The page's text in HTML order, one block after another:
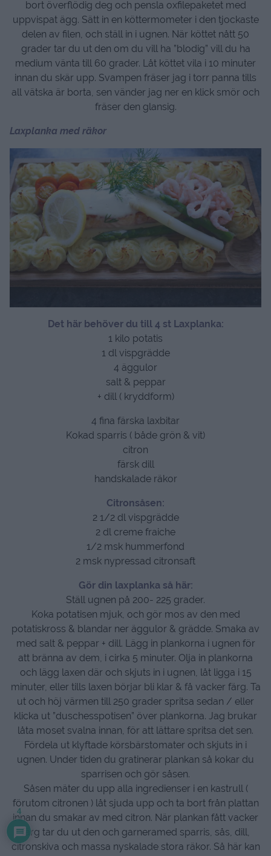
bort överflödig deg och pensla oxfilepaketet med
uppvispat ägg. Sätt in en köttermometer i den tjockaste
delen av filen, och ställ in i ugnen. När köttet nått 50
grader tar du ut den om du vill ha ”blodig” vill du ha
medium vänta till 60 grader. Låt köttet vila i 10 minuter
innan du skär upp. Svampen fräser jag i torr panna tills
all vätska är borta, sen vänder jag ner en klick smör och
fräser den glansig.
Laxplanka med räkor
Det här behöver du till 4 st Laxplanka:
1 kilo potatis
1 dl vispgrädde
4 äggulor
salt & peppar
+ dill ( kryddform)
4 fina färska laxbitar
Kokad sparris ( både grön & vit)
citron
färsk dill
handskalade räkor
Citronsåsen:
2 1/2 dl vispgrädde
2 dl creme fraiche
1/2 msk hummerfond
2 msk nypressad citronsaft
Gör din laxplanka så här:
Ställ ugnen på 200- 225 grader.
Koka potatisen mjuk, och gör mos av den med
potatiskross & blandar ner äggulor & grädde. Smaka av
med salt & peppar + dill. Lägg in plankorna i ugnen för
att bränna av dem, i cirka 5 minuter. Olja in plankorna
och lägg laxen där och skjuts in i ugnen, låt ligga i 15
minuter, eller tills laxen börjar bli klar & få vacker färg. Ta
ut och höj värmen till 250 grader spritsa sedan / eller
klicka ut ”duschesspotisen” över plankorna. Jag brukar
låta moset svalna innan, för att lättare spritsa det sen.
Fördela ut klyftade körsbärstomater och skjuts in i
ugnen. Under tiden du gratinerar plankan så kokar du
sparrisen och gör såsen.
Såsen mäter du upp alla ingredienser i en kastrull (
förutom citronen ) låt sjuda upp och ta bort från plattan
innan du smakar av med citron. När plankan fått vacker
färg tar du ut den och garneramed sparris, sås, dill,
citronskiva och massa nyskalade stora räkor. Så här kan
4